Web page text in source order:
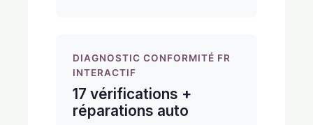
DIAGNOSTIC CONFORMITÉ FR
INTERACTIF
17 vérifications +
réparations auto